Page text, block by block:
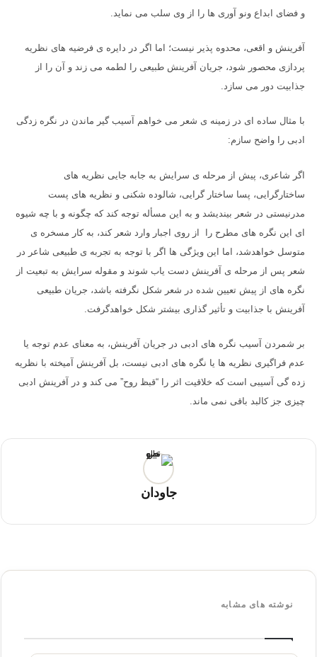
و فضای ابداع ونو آوری ها را از وی سلب می نماید.
آفرینش و اقعی، محدوه پذیر نیست؛ اما اگر در دایره ی فرضیه های نظریه
پردازی محصور شود، جریان آفرینش طبیعی را لطمه می زند و آن را از
جذابیت دور می سازد.
با مثال ساده ای در زمینه ی شعر می خواهم آسیب گیر ماندن در نگره زدگی
ادبی را واضح سازم:
اگر شاعری، پیش از مرحله ی سرایش به جابه جایی نظریه های
ساختارگرایی، پسا ساختار گرایی، شالوده شکنی و نظریه های پست
مدرنیستی در شعر بیندیشد و به این مسأله توجه کند که چگونه و با چه شیوه
ای این نگره های مطرح را از روی اجبار وارد شعر کند، به کار مسخره ی
متوسل خواهدشد، اما این ویژگی ها اگر با توجه به تجربه ی طبیعی شاعر در
شعر پس از مرحله ی آفرینش دست یاب شوند و مقوله سرایش به تبعیت از
نگره های از پیش تعیین شده در شعر شکل نگرفته باشد، جریان طبیعی
آفرینش با جذابیت و تأثیر گذاری بیشتر شکل خواهدگرفت.
بر شمردن آسیب نگره های ادبی در جریان آفرینش، به معنای عدم توجه یا
عدم فراگیری نظریه ها یا نگره های ادبی نیست، بل آفرینش آمیخته با نظریه
زده گی آسیبی است که خلاقیت اثر را “قبظ روح” می کند و در آفرینش ادبی
چیزی جز کالبد باقی نمی ماند.
جاودان
نوشته های مشابه